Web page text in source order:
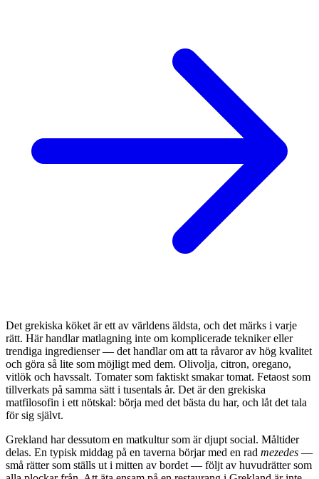
Det grekiska köket är ett av världens äldsta, och det märks i varje
rätt. Här handlar matlagning inte om komplicerade tekniker eller
trendiga ingredienser — det handlar om att ta råvaror av hög kvalitet
och göra så lite som möjligt med dem. Olivolja, citron, oregano,
vitlök och havssalt. Tomater som faktiskt smakar tomat. Fetaost som
tillverkats på samma sätt i tusentals år. Det är den grekiska
matfilosofin i ett nötskal: börja med det bästa du har, och låt det tala
för sig självt.
Grekland har dessutom en matkultur som är djupt social. Måltider
delas. En typisk middag på en taverna börjar med en rad mezedes —
små rätter som ställs ut i mitten av bordet — följt av huvudrätter som